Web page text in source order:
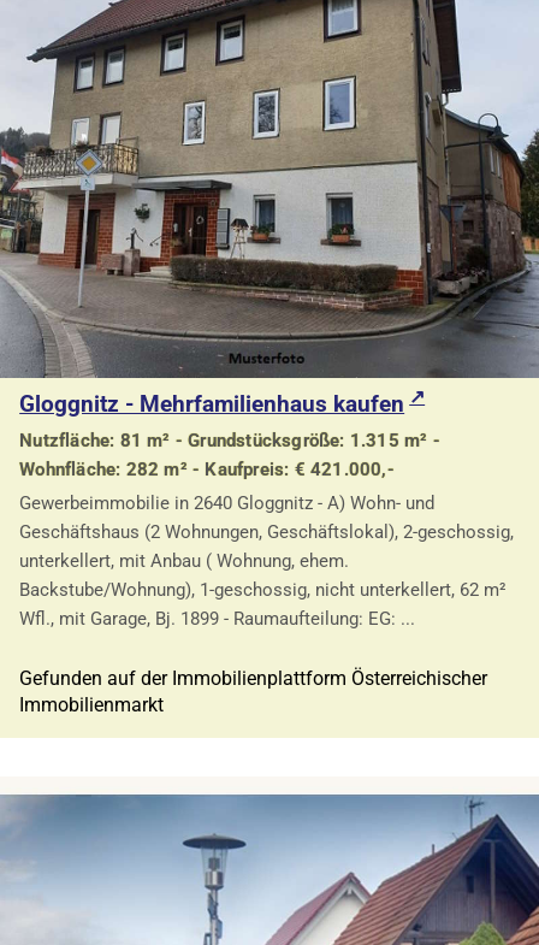
Gloggnitz - Mehrfamilienhaus kaufen
Nutzfläche: 81 m² - Grundstücksgröße: 1.315 m² -
Wohnfläche: 282 m² - Kaufpreis: € 421.000,-
Gewerbeimmobilie in 2640 Gloggnitz - A) Wohn- und
Geschäftshaus (2 Wohnungen, Geschäftslokal), 2-geschossig,
unterkellert, mit Anbau ( Wohnung, ehem.
Backstube/Wohnung), 1-geschossig, nicht unterkellert, 62 m²
Wfl., mit Garage, Bj. 1899 - Raumaufteilung: EG: ...
Gefunden auf der Immobilienplattform Österreichischer
Immobilienmarkt